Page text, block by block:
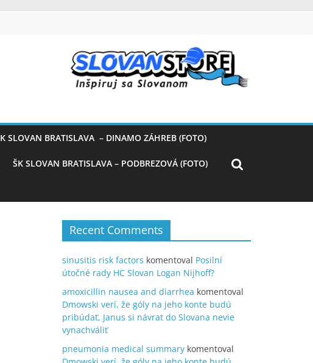
SLOVAN BRATISLAVA – DINAMO ZÁHREB (FOTO)
ŠK SLOVAN BRATISLAVA – PODBREZOVÁ (FOTO)
Recent Comments
sinusitis risk factors komentoval Posilní
útočné rady HC Slovan Logan Nijhoff?
amoxicillin nausea and diarrhea komentoval
Dmowski verí, že góly na jeho konte budú
pribúdať, Janus si návrat do Slovana nevie
vynachváliť
pneumonia medical summary komentoval